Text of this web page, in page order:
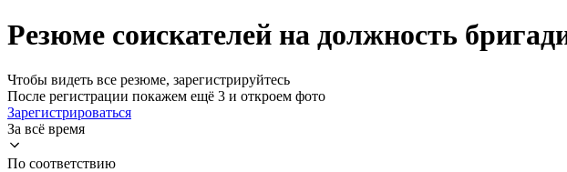
Резюме соискателей на должность
Чтобы видеть все резюме, зарегистрируйтесь
После регистрации покажем ещё 3 и откроем фото
Зарегистрироваться
За всё время
По соответствию